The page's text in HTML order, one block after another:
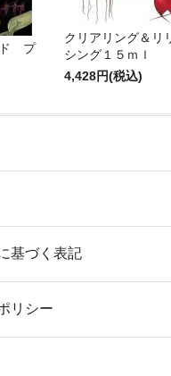
ド プ
クリアリング＆リ
シング１５ｍｌ
4,428円(税込)
基づく表記
リシー